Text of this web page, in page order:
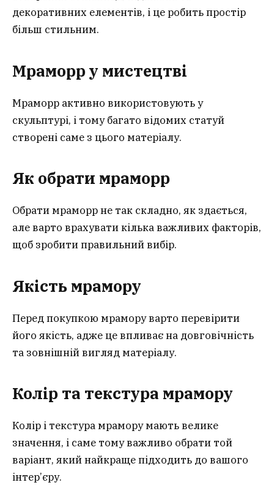
декоративних елементів, і це робить простір
більш стильним.
Мраморр у мистецтві
Мраморр активно використовують у
скульптурі, і тому багато відомих статуй
створені саме з цього матеріалу.
Як обрати мраморр
Обрати мраморр не так складно, як здається,
але варто врахувати кілька важливих факторів,
щоб зробити правильний вибір.
Якість мрамору
Перед покупкою мрамору варто перевірити
його якість, адже це впливає на довговічність
та зовнішній вигляд матеріалу.
Колір та текстура мрамору
Колір і текстура мрамору мають велике
значення, і саме тому важливо обрати той
варіант, який найкраще підходить до вашого
інтер’єру.